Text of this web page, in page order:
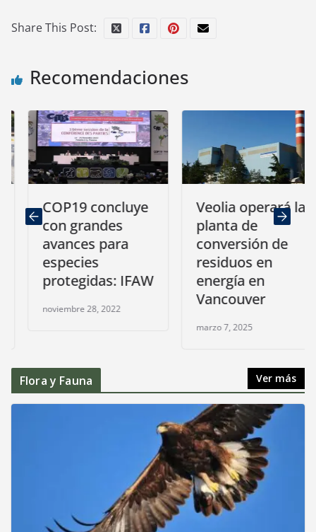
Share This Post:
Recomendaciones
COP19 concluye
con grandes
avances para
especies
protegidas: IFAW
noviembre 28, 2022
Veolia operará la
planta de
conversión de
residuos en
energía en
Vancouver
marzo 7, 2025
Flora y Fauna Ver más